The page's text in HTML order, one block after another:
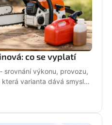
co se vyplatí
srovnání výkonu, provozu,
varianta dává smysl